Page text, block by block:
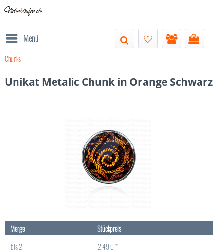
Nietenkaufen.de
Menü
Chunks
Unikat Metalic Chunk in Orange Schwarz
Menge
Stückpreis
bis2 2,49 € *